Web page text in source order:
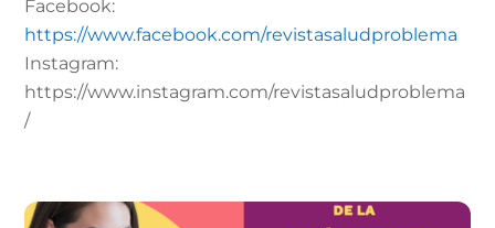
Facebook:
https://www.facebook.com/revistasaludproblema
Instagram:
https://www.instagram.com/revistasaludproblema
/